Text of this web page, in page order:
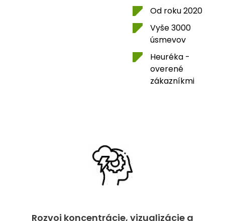
Od roku 2020
Vyše 3000
úsmevov
Heuréka -
overené
zákazníkmi
Rozvoj koncentrácie, vizualizácie a